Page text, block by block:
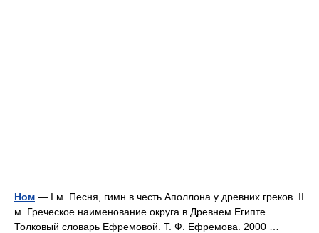
Ном — I м. Песня, гимн в честь Аполлона у древних греков. II
м. Греческое наименование округа в Древнем Египте.
Толковый словарь Ефремовой. Т. Ф. Ефремова. 2000 …